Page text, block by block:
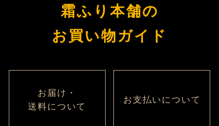
霜ふり本舗の
お買い物ガイド
お届け・
送料について
お支払いについて